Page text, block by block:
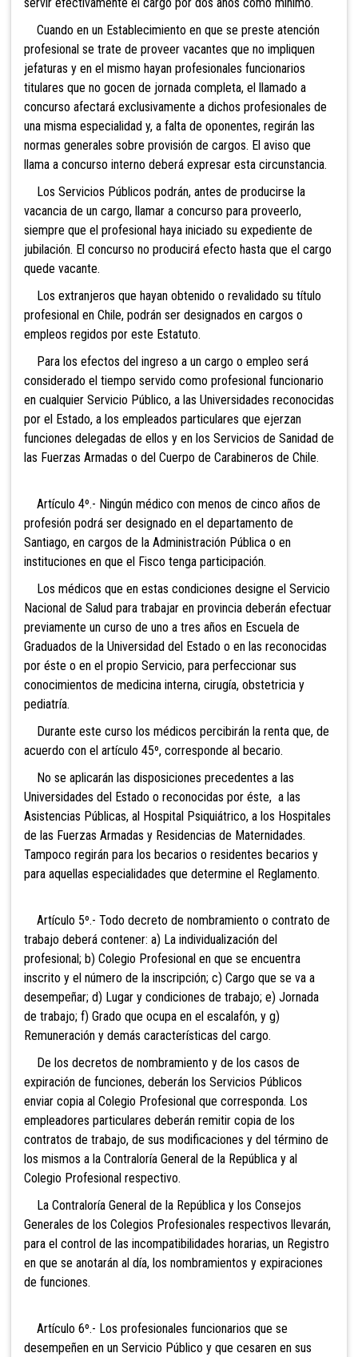
Cuando en un Establecimiento en que se preste atención
profesional se trate de proveer vacantes que no impliquen
jefaturas y en el mismo hayan profesionales funcionarios
titulares que no gocen de jornada completa, el llamado a
concurso afectará exclusivamente a dichos profesionales de
una misma especialidad y, a falta de oponentes, regirán las
normas generales sobre provisión de cargos. El aviso que
llama a concurso interno deberá expresar esta circunstancia.
Los Servicios Públicos podrán, antes de producirse la
vacancia de un cargo, llamar a concurso para proveerlo,
siempre que el profesional haya iniciado su expediente de
jubilación. El concurso no producirá efecto hasta que el cargo
quede vacante.
Los extranjeros que hayan obtenido o revalidado su título
profesional en Chile, podrán ser designados en cargos o
empleos regidos por este Estatuto.
Para los efectos del ingreso a un cargo o empleo será
considerado el tiempo servido como profesional funcionario
en cualquier Servicio Público, a las Universidades reconocidas
por el Estado, a los empleados particulares que ejerzan
funciones delegadas de ellos y en los Servicios de Sanidad de
las Fuerzas Armadas o del Cuerpo de Carabineros de Chile.
Artículo 4º.- Ningún médico con menos de cinco años de
profesión podrá ser designado en el departamento de
Santiago, en cargos de la Administración Pública o en
instituciones en que el Fisco tenga participación.
Los médicos que en estas condiciones designe el Servicio
Nacional de Salud para trabajar en provincia deberán efectuar
previamente un curso de uno a tres años en Escuela de
Graduados de la Universidad del Estado o en las reconocidas
por éste o en el propio Servicio, para perfeccionar sus
conocimientos de medicina interna, cirugía, obstetricia y
pediatría.
Durante este curso los médicos percibirán la renta que, de
acuerdo con el artículo 45º, corresponde al becario.
No se aplicarán las disposiciones precedentes a las
Universidades del Estado o reconocidas por éste, a las
Asistencias Públicas, al Hospital Psiquiátrico, a los Hospitales
de las Fuerzas Armadas y Residencias de Maternidades.
Tampoco regirán para los becarios o residentes becarios y
para aquellas especialidades que determine el Reglamento.
Artículo 5º.- Todo decreto de nombramiento o contrato de
trabajo deberá contener: a) La individualización del
profesional; b) Colegio Profesional en que se encuentra
inscrito y el número de la inscripción; c) Cargo que se va a
desempeñar; d) Lugar y condiciones de trabajo; e) Jornada
de trabajo; f) Grado que ocupa en el escalafón, y g)
Remuneración y demás características del cargo.
De los decretos de nombramiento y de los casos de
expiración de funciones, deberán los Servicios Públicos
enviar copia al Colegio Profesional que corresponda. Los
empleadores particulares deberán remitir copia de los
contratos de trabajo, de sus modificaciones y del término de
los mismos a la Contraloría General de la República y al
Colegio Profesional respectivo.
La Contraloría General de la República y los Consejos
Generales de los Colegios Profesionales respectivos llevarán,
para el control de las incompatibilidades horarias, un Registro
en que se anotarán al día, los nombramientos y expiraciones
de funciones.
Artículo 6º.- Los profesionales funcionarios que se
desempeñen en un Servicio Público y que cesaren en sus